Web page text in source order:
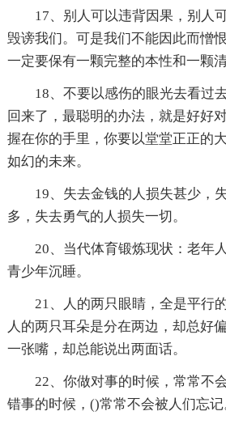
17、别人可以违背因果，别人
毁谤我们。可是我们不能因此而憎
一定要保有一颗完整的本性和一颗清
18、不要以感伤的眼光去看过
回来了，最聪明的办法，就是好好
握在你的手里，你要以堂堂正正的
如幻的未来。
19、失去金钱的人损失甚少，
多，失去勇气的人损失一切。
20、当代体育锻炼现状：老年
青少年沉睡。
21、人的两只眼睛，全是平行
人的两只耳朵是分在两边，却总好
一张嘴，却总能说出两面话。
22、你做对事的时候，常常不
错事的时候，()常常不会被人们忘记